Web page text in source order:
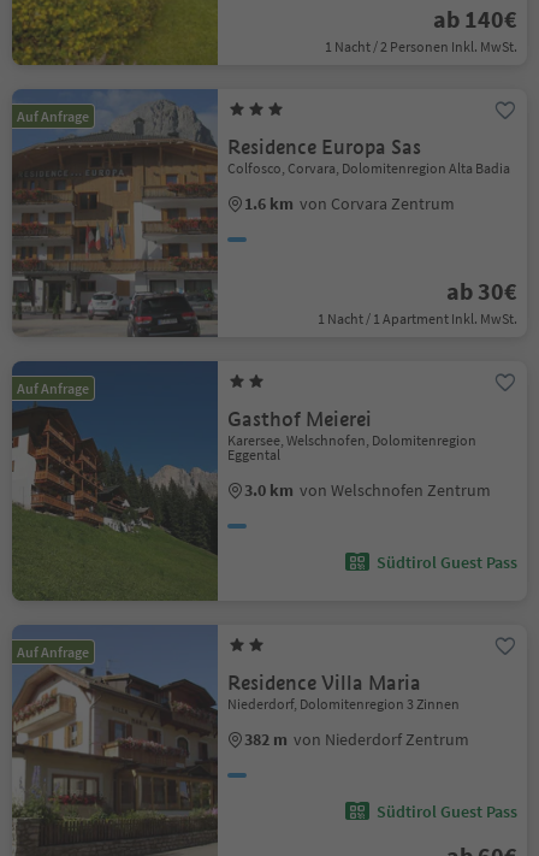
ab 140€
1 Nacht / 2 Personen Inkl. MwSt.
Auf Anfrage
Residence Europa Sas
Colfosco, Corvara, Dolomitenregion Alta Badia
1.6 km von Corvara Zentrum
ab 30€
1 Nacht / 1 Apartment Inkl. MwSt.
Auf Anfrage
Gasthof Meierei
Karersee, Welschnofen, Dolomitenregion
Eggental
3.0 km von Welschnofen Zentrum
Südtirol Guest Pass
Auf Anfrage
Residence Villa Maria
Niederdorf, Dolomitenregion 3 Zinnen
382 m von Niederdorf Zentrum
Südtirol Guest Pass